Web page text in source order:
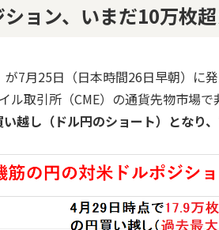
ョン、いまだ10万枚
7月25日（日本時間26日早朝）に
ル取引所（CME）の通貨先物市場
越し（ドル円のショート）となり